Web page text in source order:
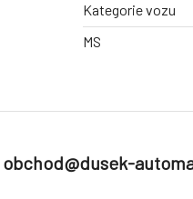
Kategorie vozu
MS
obchod@dusek-